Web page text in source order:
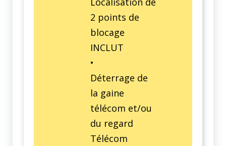
2 points de
blocage
INCLUT
•
Déterrage de
la gaine
télécom et/ou
du regard
Télécom